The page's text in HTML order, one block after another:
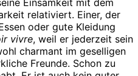
relativiert. Einer, der
oder gute Kleidung
vivre, weil er jederzeit sein
charmant im geselligen
Freunde. Schon zu